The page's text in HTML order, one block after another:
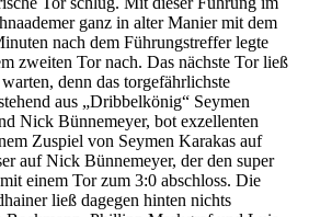
ganz in alter Manier mit dem
nach dem Führungstreffer legte
zweiten Tor nach. Das nächste Tor ließ
denn das torgefährlichste
aus „Dribbelkönig“ Seymen
Nick Bünnemeyer, bot exzellenten
Zuspiel von Seymen Karakas auf
auf Nick Bünnemeyer, der den super
einem Tor zum 3:0 abschloss. Die
ließ dagegen hinten nichts